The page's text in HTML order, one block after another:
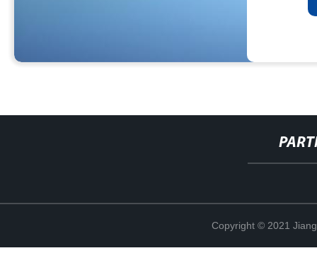
Copyright © 2021